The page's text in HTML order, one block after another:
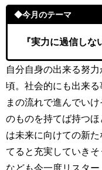
◆今月のテーマ
『実力に過信しな
自分自身の出来る努
頃。社会的にも出来
まの流れで進んでい
のものを持てば持つ
は未来に向けての新
てると充実していき
なども今一度リスター